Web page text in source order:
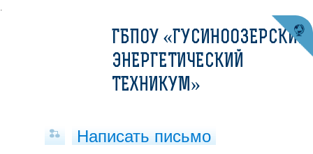
.
ГБПОУ «ГУСИНООЗЕРСКИЙ
ЭНЕРГЕТИЧЕСКИЙ
ТЕХНИКУМ»
Написать письмо